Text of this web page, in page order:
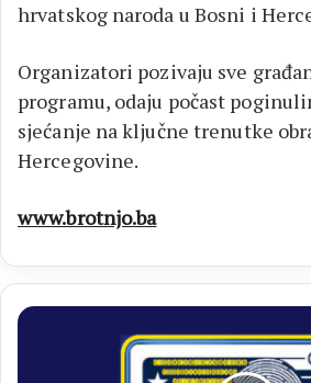
hrvatskog naroda u Bosni i
Organizatori pozivaju sve
programu, odaju počast
sjećanje na ključne trenutke
Hercegovine.
www.brotnjo.ba
IDDEEA